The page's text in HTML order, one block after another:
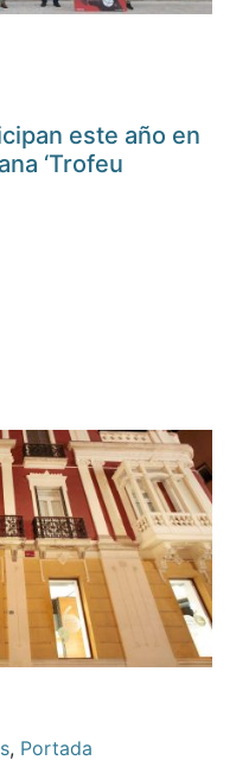
este año en
‘Trofeu
, Portada